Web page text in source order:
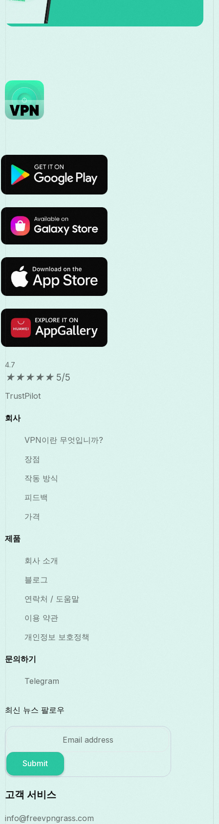
4.7
★★★★★ 5/5
TrustPilot
회사
VPN이란 무엇입니까?
장점
작동 방식
피드백
가격
제품
회사 소개
블로그
연락처 / 도움말
이용 약관
개인정보 보호정책
문의하기
Telegram
최신 뉴스 팔로우
Submit
고객 서비스
info@freevpngrass.com